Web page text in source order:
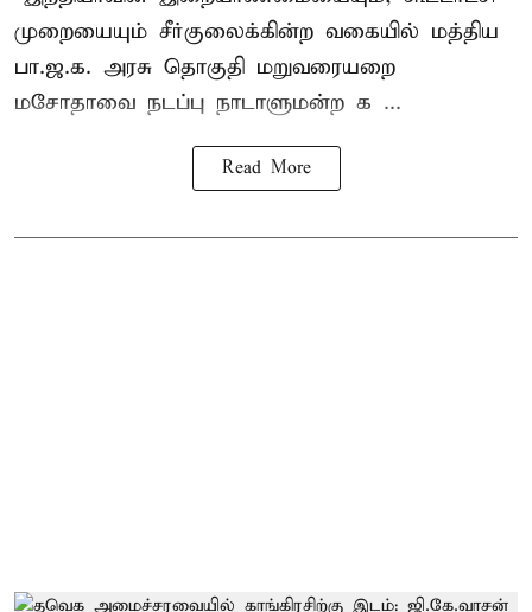
முறையையும் சீர்குலைக்கின்ற வகையில் மத்திய
பா.ஜ.க. அரசு தொகுதி மறுவரையறை
மசோதாவை நடப்பு நாடாளுமன்ற க ...
Read More